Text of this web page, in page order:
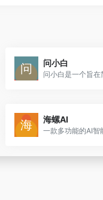
问小白
海螺AI